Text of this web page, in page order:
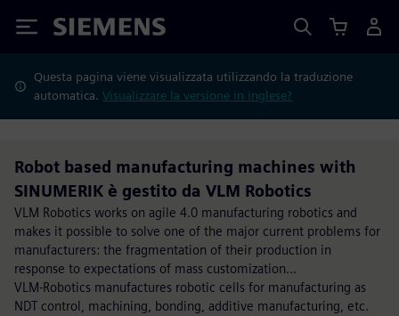
Siemens
Questa pagina viene visualizzata utilizzando la traduzione
automatica.Visualizzare la versione in inglese?
Robot based manufacturing machines with
SINUMERIK è gestito da VLM Robotics
VLM Robotics works on agile 4.0 manufacturing robotics and
makes it possible to solve one of the major current problems for
manufacturers: the fragmentation of their production in
response to expectations of mass customization...
VLM-Robotics manufactures robotic cells for manufacturing as
NDT control, machining, bonding, additive manufacturing, etc.